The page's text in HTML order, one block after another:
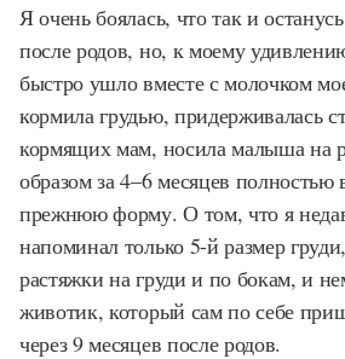
Я очень боялась, что так и
после родов, но, к моему
быстро ушло вместе с молочком
кормила грудью, придерживалась
кормящих мам, носила малыша на
образом за 4–6 месяцев полностью
прежнюю форму. О том, что я
напоминал только 5-й размер
растяжки на груди и по бокам, и
животик, который сам по себе
через 9 месяцев после родов.